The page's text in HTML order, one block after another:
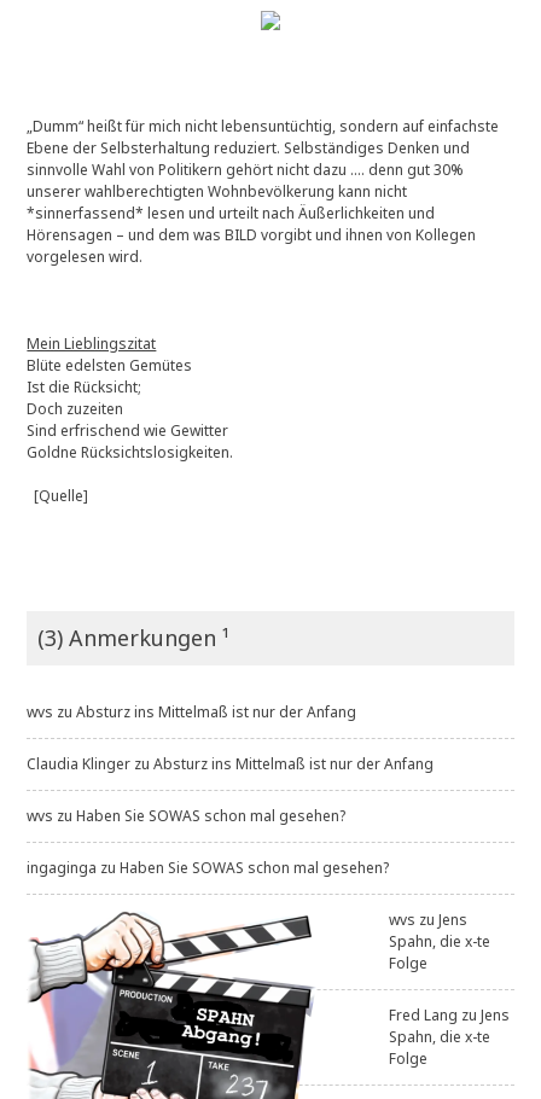
„Dumm“ heißt für mich nicht lebensuntüchtig, sondern auf einfachste
Ebene der Selbsterhaltung reduziert. Selbständiges Denken und
sinnvolle Wahl von Politikern gehört nicht dazu …. denn gut 30%
unserer wahlberechtigten Wohnbevölkerung kann nicht
*sinnerfassend* lesen und urteilt nach Äußerlichkeiten und
Hörensagen – und dem was BILD vorgibt und ihnen von Kollegen
vorgelesen wird.
Mein Lieblingszitat
Blüte edelsten Gemütes
Ist die Rücksicht;
Doch zuzeiten
Sind erfrischend wie Gewitter
Goldne Rücksichtslosigkeiten.
[Quelle]
(3) Anmerkungen ¹
wvs zuAbsturz ins Mittelmaß ist nur der Anfang
Claudia Klinger zuAbsturz ins Mittelmaß ist nur der Anfang
wvs zuHaben Sie SOWAS schon mal gesehen?
ingaginga zuHaben Sie SOWAS schon mal gesehen?
wvs zuJens
Spahn, die x-te
Folge
Fred Lang zuJens
Spahn, die x-te
Folge